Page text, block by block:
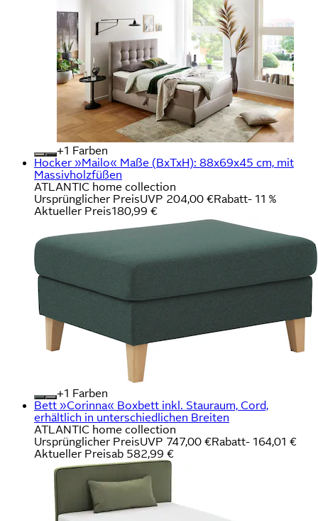
+
Farben
Hocker »Mailo« Maße (BxTxH): 88x69x45 cm, mit
Massivholzfüßen
ATLANTIC home collection
Ursprünglicher PreisUVP 204,00 €Rabatt- 11 %
Aktueller Preis180,99 €
+
Farben
Bett »Corinna« Boxbett inkl. Stauraum, Cord,
erhältlich in unterschiedlichen Breiten
ATLANTIC home collection
Ursprünglicher PreisUVP 747,00 €Rabatt- 164,01 €
Aktueller Preisab 582,99 €